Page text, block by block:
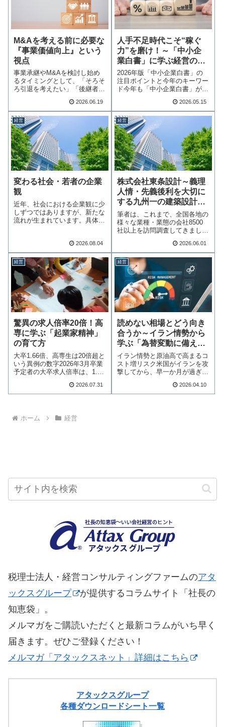
M&Aを考える前に必要な
『事業価値向上』という
視点
事業承継やM&Aを検討し始め
るタイミングとして、「そろそ
ろ引退を考えたい」「後継者が
2026.06.19
人手不足時代こそ“稼ぐ
力”を磨け！～「中小企
業白書」に学ぶ経営の打
ち手～
2026年版「中小企業白書」の
注目ポイントと今年のキーワー
ド今年も「中小企業白書」が公
2026.05.15
経営
変わる社会・若者の企業
観
近年、社会における企業観に少
しずつではありますが、新たな
流れが生まれています。具体的
2026.08.04
経営
株式会社東条設計～義理
人情・先義後利を大切に
する九州一の建築設計会
社
筆者は、これまで、全国各地の
様々な業種・業態の会社8500
社以上を訪問調査してきました
2026.06.01
経営
驚異の求人倍率20倍！高
専に学ぶ「起業家精神」
の育て方
大卒1.66倍、高専生は20倍超と
いう異例の数字2026年3月卒業
予定者の大卒求人倍率は、1.66
2026.07.31
経営
読めない相場とどう向き
合うか～イラン情勢から
学ぶ「為替変動に備える
経営！」～
イラン情勢と原油高で高まるコ
スト増リスク米国がイランを攻
撃してから、早一か月が過ぎま
2026.04.10
ホーム 経営
税理士法人・経営コンサルティングファームのアタ
ックスグループ
が提供するコラムサイト「社長の
知恵袋」。
メルマガをご購読いただくと最新コラムがいち早く
届きます。ぜひご登録ください！
メルマガ「アタックスネット」詳細はこちら
アタックスグループ
各種ダウンロードシート一覧